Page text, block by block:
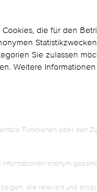
LUXUSLASHES®
und
Birkenstrasse 31
die für den
Sie zulassen
Weitere
Funktionen oder den
anonym
die relevant und